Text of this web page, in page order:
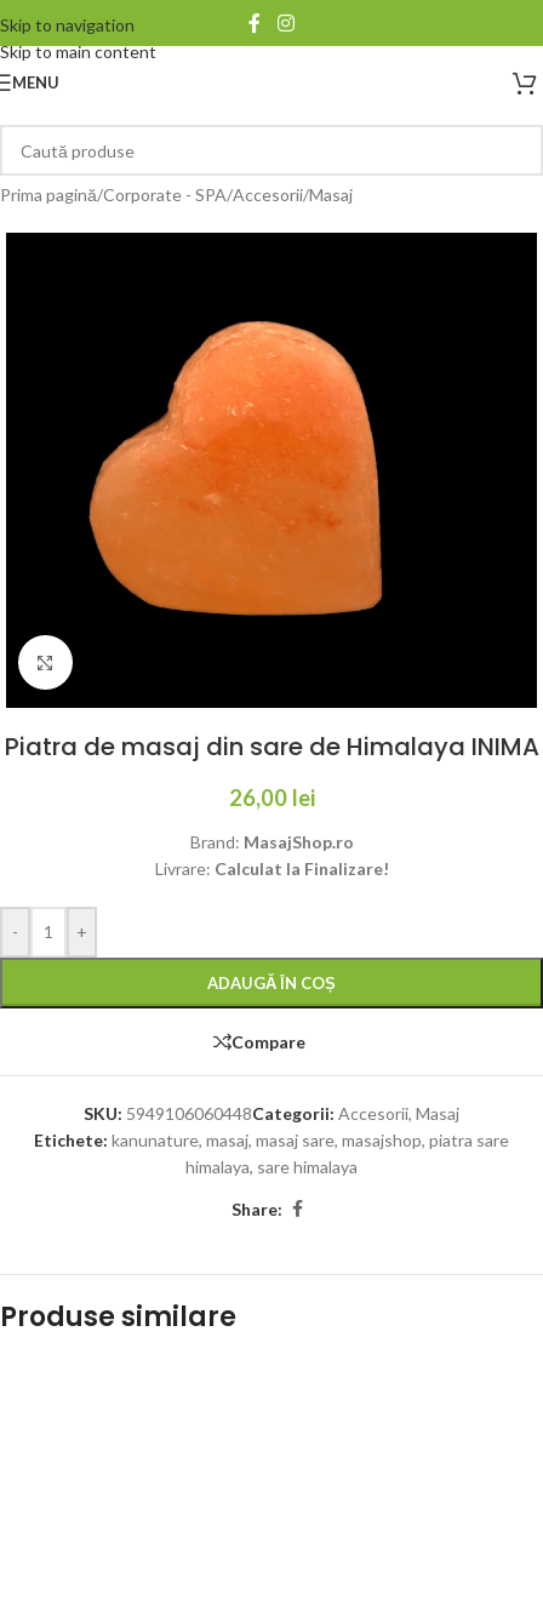
Skip to navigation
Skip to main content
MENU
Prima pagină/Corporate - SPA/Accesorii/Masaj
Click to enlarge
Piatra de masaj din sare de Himalaya INIMA
26,00 lei
Brand: MasajShop.ro
Livrare: Calculat la Finalizare!
- +
ADAUGĂ ÎN COȘ
Compare
SKU: 5949106060448Categorii: Accesorii, Masaj
Etichete: kanunature, masaj, masaj sare, masajshop, piatra sare
himalaya, sare himalaya
Share:
Produse similare